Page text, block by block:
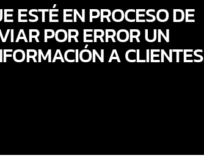
ESTÉ EN PROCESO DE
POR ERROR UN
A CLIENTES